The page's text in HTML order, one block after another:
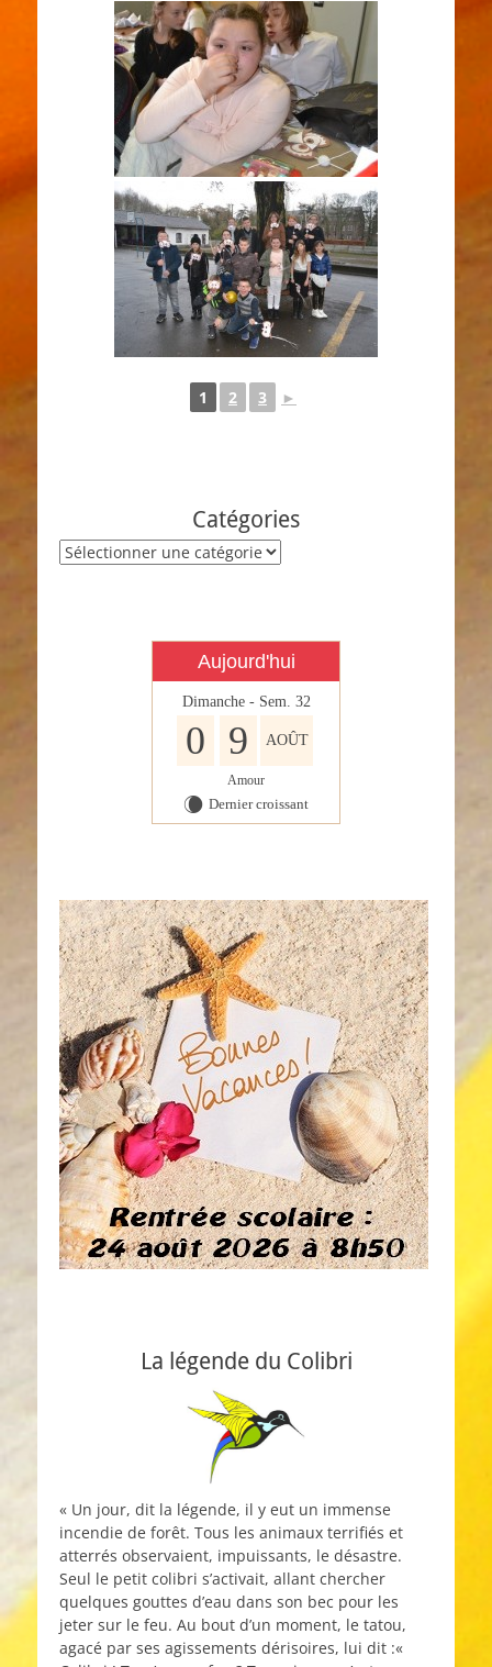
1 2 3 ►
Catégories
Catégories
Aujourd'hui
Dimanche - Sem. 32
0 9 AOÛT
Amour
W Dernier croissant
La légende du Colibri
« Un jour, dit la légende, il y eut un immense
incendie de forêt. Tous les animaux terrifiés et
atterrés observaient, impuissants, le désastre.
Seul le petit colibri s’activait, allant chercher
quelques gouttes d’eau dans son bec pour les
jeter sur le feu. Au bout d’un moment, le tatou,
agacé par ses agissements dérisoires, lui dit :«